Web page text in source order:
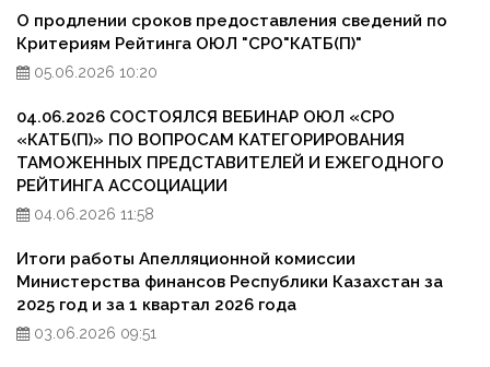
О продлении сроков предоставления сведений по
Критериям Рейтинга ОЮЛ "СРО"КАТБ(П)"
05.06.2026 10:20
04.06.2026 СОСТОЯЛСЯ ВЕБИНАР ОЮЛ «СРО
«КАТБ(П)» ПО ВОПРОСАМ КАТЕГОРИРОВАНИЯ
ТАМОЖЕННЫХ ПРЕДСТАВИТЕЛЕЙ И ЕЖЕГОДНОГО
РЕЙТИНГА АССОЦИАЦИИ
04.06.2026 11:58
Итоги работы Апелляционной комиссии
Министерства финансов Республики Казахстан за
2025 год и за 1 квартал 2026 года
03.06.2026 09:51